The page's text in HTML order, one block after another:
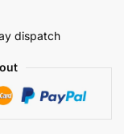
dispatch